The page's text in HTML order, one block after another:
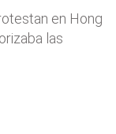
en Hong
las